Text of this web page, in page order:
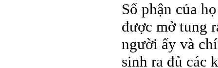
Số phận của
được mở tung
người ấy và
sinh ra đủ các